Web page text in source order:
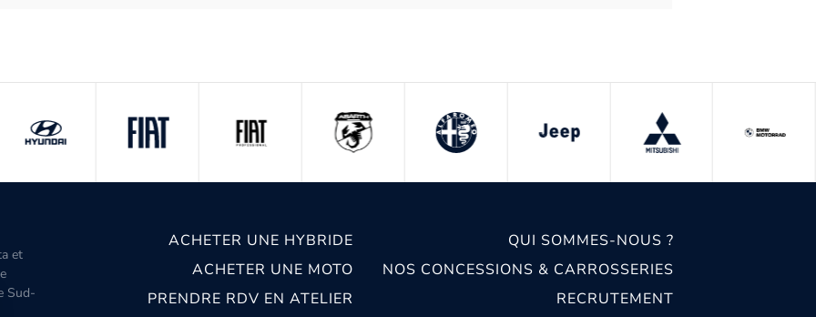
et
Sud-
ACHETER UNE HYBRIDE
ACHETER UNE MOTO
PRENDRE RDV EN ATELIER
QUI SOMMES-NOUS ?
NOS CONCESSIONS & CARROSSERIES
RECRUTEMENT